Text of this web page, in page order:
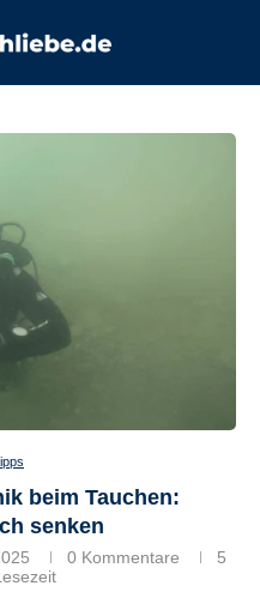
beim Tauchen:
senken
0 Kommentare
5